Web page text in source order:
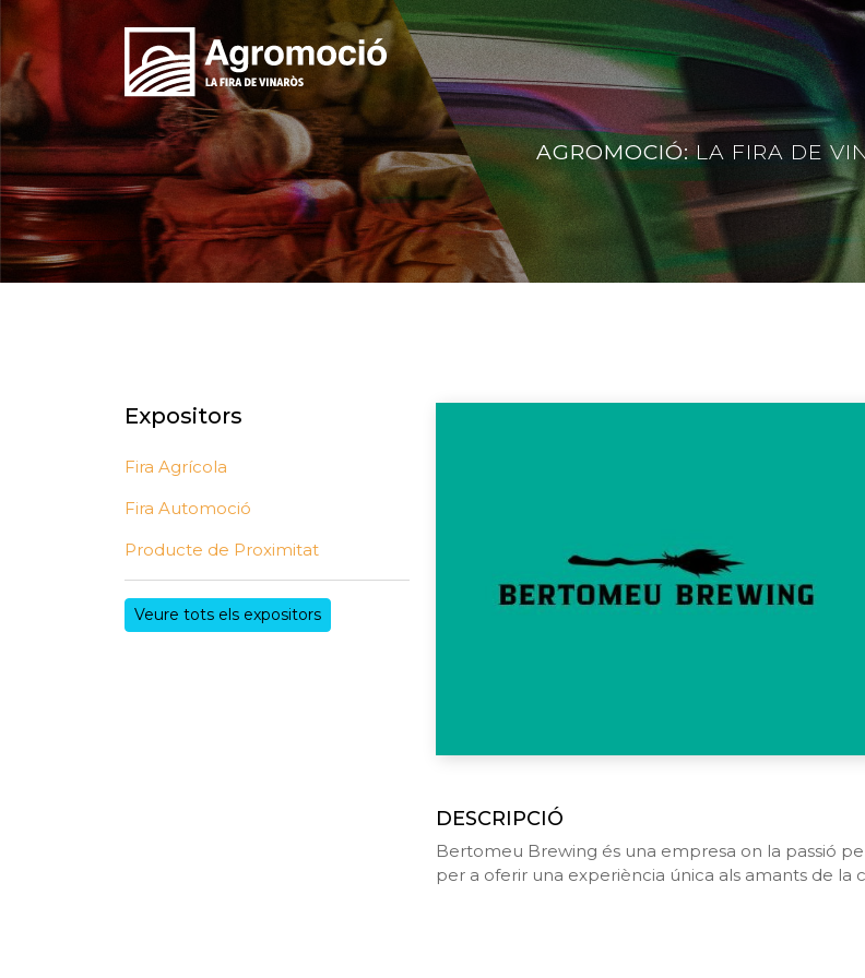
AGROMOCIÓ:LA FIRA DE
Expositors
Fira Agrícola
Fira Automoció
Producte de Proximitat
Veure tots els expositors
DESCRIPCIÓ
Bertomeu Brewing és una empresa on la passió
per a oferir una experiència única als amants de la